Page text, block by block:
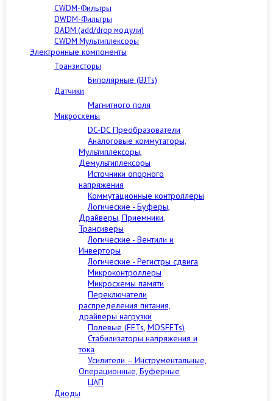
CWDM-Фильтры
DWDM-Фильтры
OADM (add/drop модули)
CWDM Мультиплексоры
Электронные компоненты
Транзисторы
Биполярные (BJTs)
Датчики
Магнитного поля
Микросхемы
DC-DC Преобразователи
Аналоговые коммутаторы,
Мультиплексоры,
Демультиплексоры
Источники опорного
напряжения
Коммутационные контроллеры
Логические - Буферы,
Драйверы, Приемники,
Трансиверы
Логические - Вентили и
Инверторы
Логические - Регистры сдвига
Микроконтроллеры
Микросхемы памяти
Переключатели
распределения питания,
драйверы нагрузки
Полевые (FETs, MOSFETs)
Стабилизаторы напряжения и
тока
Усилители – Инструментальные,
Операционные, Буферные
ЦАП
Диоды